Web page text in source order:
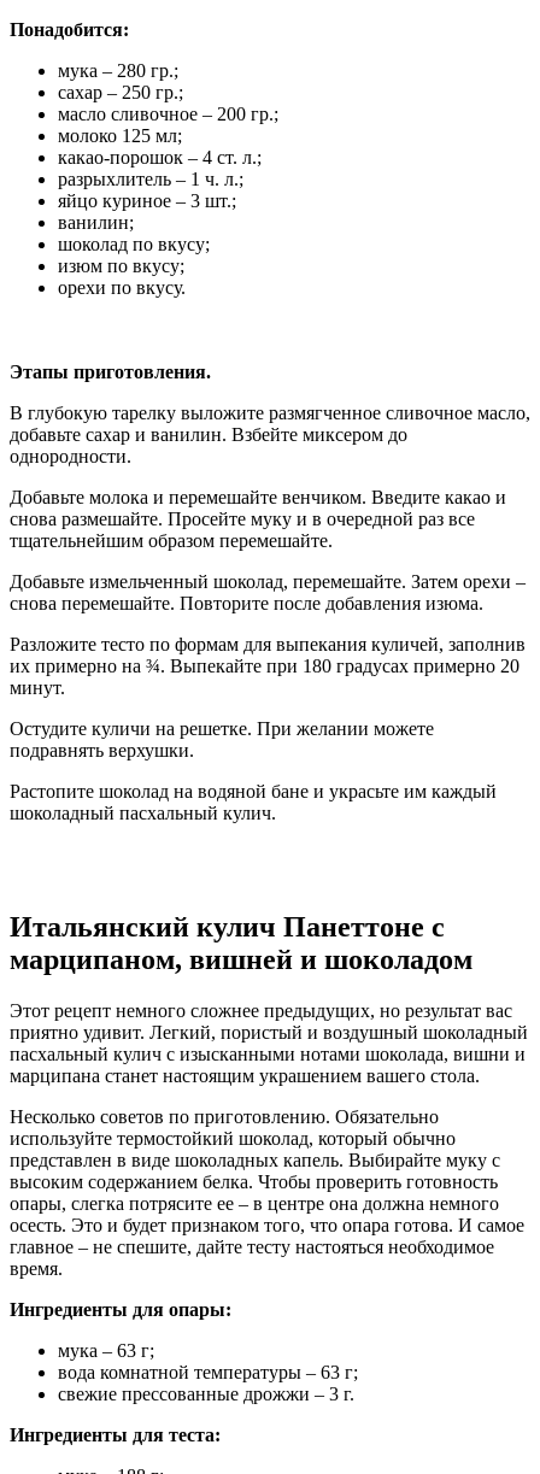
Понадобится:
мука – 280 гр.;
сахар – 250 гр.;
масло сливочное – 200 гр.;
молоко 125 мл;
какао-порошок – 4 ст. л.;
разрыхлитель – 1 ч. л.;
яйцо куриное – 3 шт.;
ванилин;
шоколад по вкусу;
изюм по вкусу;
орехи по вкусу.
Этапы приготовления.
В глубокую тарелку выложите размягченное сливочное масло,
добавьте сахар и ванилин. Взбейте миксером до
однородности.
Добавьте молока и перемешайте венчиком. Введите какао и
снова размешайте. Просейте муку и в очередной раз все
тщательнейшим образом перемешайте.
Добавьте измельченный шоколад, перемешайте. Затем орехи –
снова перемешайте. Повторите после добавления изюма.
Разложите тесто по формам для выпекания куличей, заполнив
их примерно на ¾. Выпекайте при 180 градусах примерно 20
минут.
Остудите куличи на решетке. При желании можете
подравнять верхушки.
Растопите шоколад на водяной бане и украсьте им каждый
шоколадный пасхальный кулич.
Итальянский кулич Панеттоне с
марципаном, вишней и шоколадом
Этот рецепт немного сложнее предыдущих, но результат вас
приятно удивит. Легкий, пористый и воздушный шоколадный
пасхальный кулич с изысканными нотами шоколада, вишни и
марципана станет настоящим украшением вашего стола.
Несколько советов по приготовлению. Обязательно
используйте термостойкий шоколад, который обычно
представлен в виде шоколадных капель. Выбирайте муку с
высоким содержанием белка. Чтобы проверить готовность
опары, слегка потрясите ее – в центре она должна немного
осесть. Это и будет признаком того, что опара готова. И самое
главное – не спешите, дайте тесту настояться необходимое
время.
Ингредиенты для опары:
мука – 63 г;
вода комнатной температуры – 63 г;
свежие прессованные дрожжи – 3 г.
Ингредиенты для теста: